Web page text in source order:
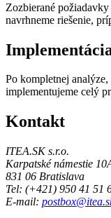
Zozbierané
navrhneme riešenie,
Po kompletnej analýze,
implementujeme celý
Kontakt
ITEA.SK s.r.o.
Karpatské námestie
831 06 Bratislava
Tel: (+421) 950 41 51
E-mail: